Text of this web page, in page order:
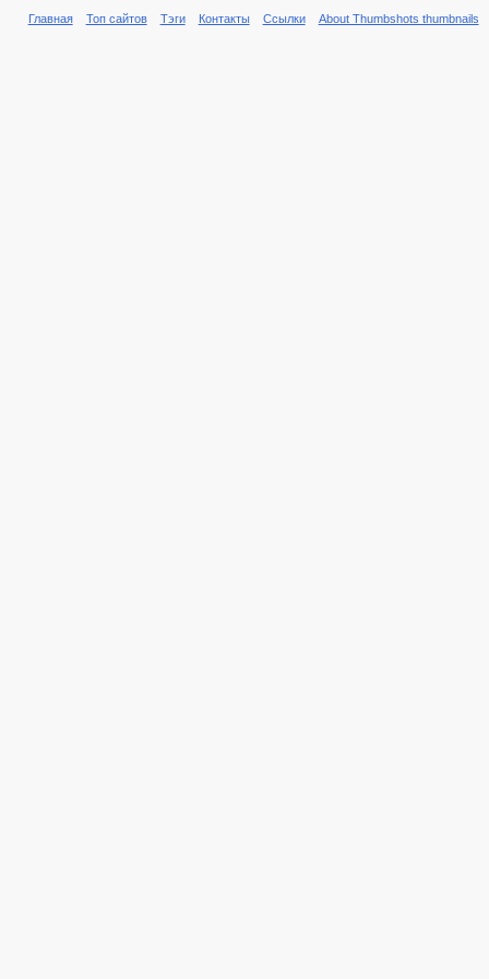
Главная Топ сайтов Тэги Контакты Ссылки About Thumbshots thumbnails